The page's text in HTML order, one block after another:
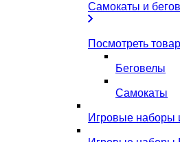
Самокаты и
Посмотреть
Беговелы
Самокаты
Игровые наборы